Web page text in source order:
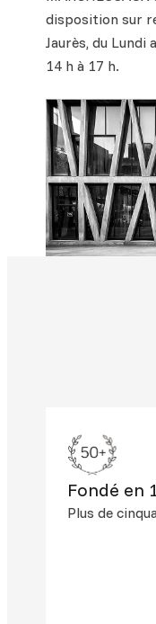
disposition sur
Jaurès, du Lundi
14 h à 17 h.
Fondé en
Plus de